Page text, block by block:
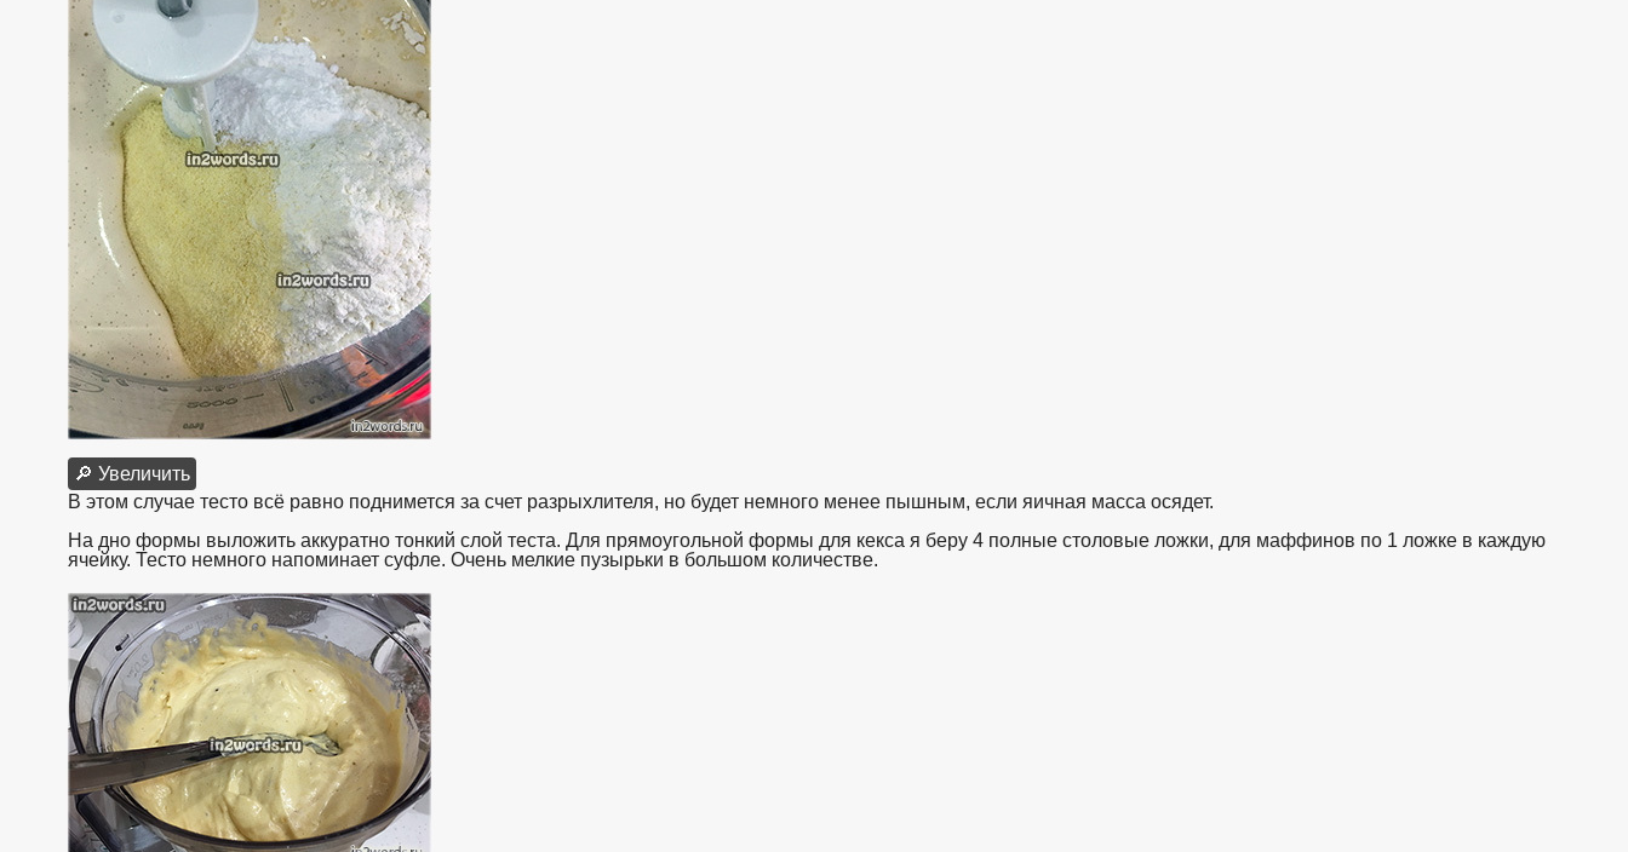
🔎 Увеличить
В этом случае тесто всё равно поднимется за счет разрыхлителя, но будет немного менее пышным, если яичная масса осядет.
На дно формы выложить аккуратно тонкий слой теста. Для прямоугольной формы для кекса я беру 4 полные столовые ложки, для маффинов по 1 ложке в каждую
ячейку. Тесто немного напоминает суфле. Очень мелкие пузырьки в большом количестве.